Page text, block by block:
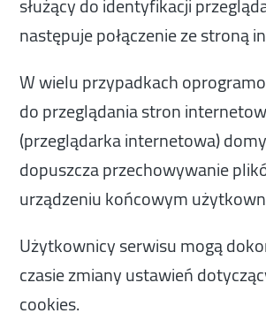
następuje połączenie ze stroną
W wielu przypadkach
do przeglądania stron
(przeglądarka internetowa)
dopuszcza przechowywanie
urządzeniu końcowym
Użytkownicy serwisu mogą
czasie zmiany ustawień
cookies.